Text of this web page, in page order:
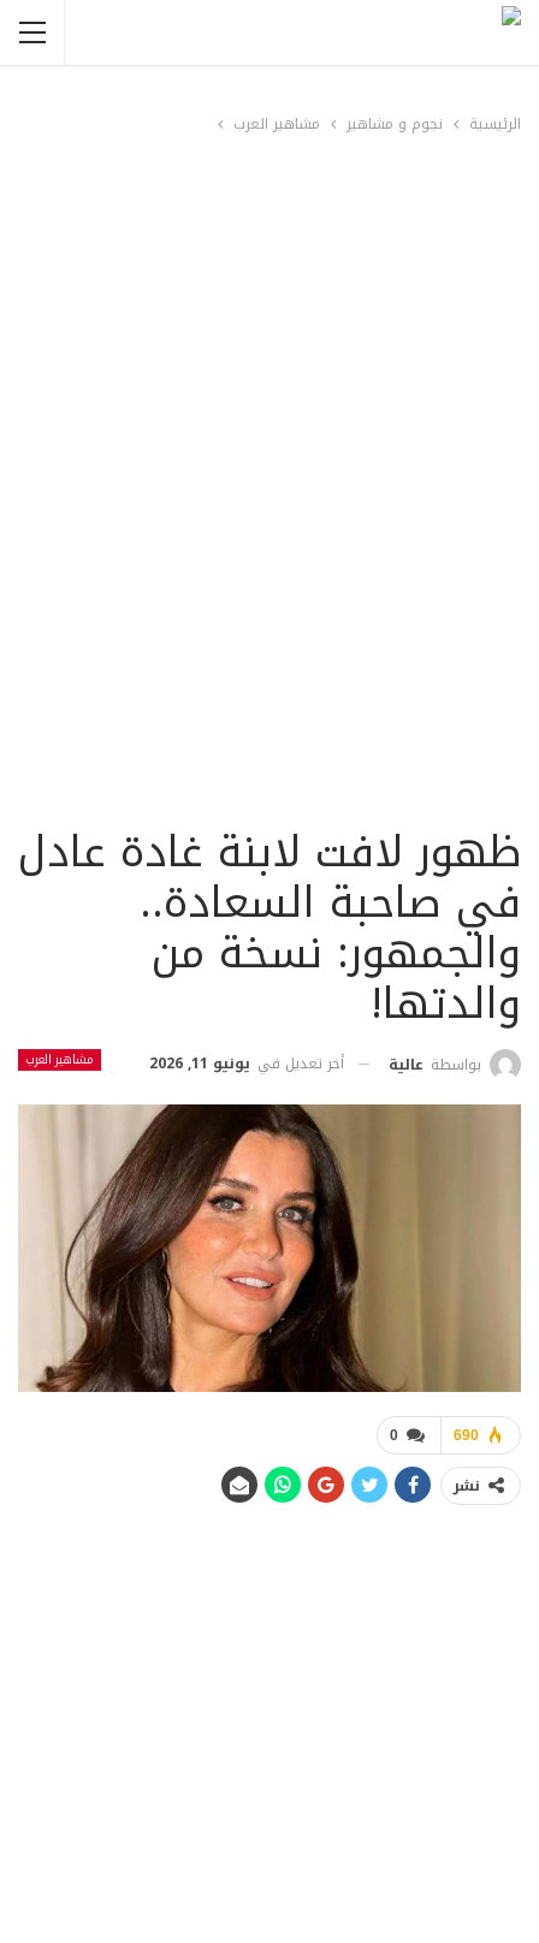
الرئيسية نجوم و مشاهير مشاهير العرب
ظهور لافت لابنة غادة عادل
في صاحبة السعادة..
والجمهور: نسخة من
والدتها!
مشاهير العرب بواسطة عالية أخر تعديل في يونيو 11, 2026
0 690
نشر